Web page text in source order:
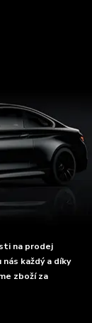
na prodej
každý a díky
zboží za